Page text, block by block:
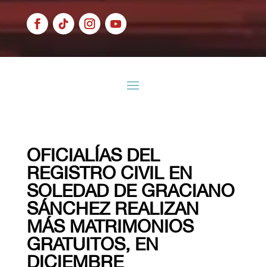
OFICIALÍAS DEL
REGISTRO CIVIL EN
SOLEDAD DE GRACIANO
SÁNCHEZ REALIZAN
MÁS MATRIMONIOS
GRATUITOS, EN
DICIEMBRE